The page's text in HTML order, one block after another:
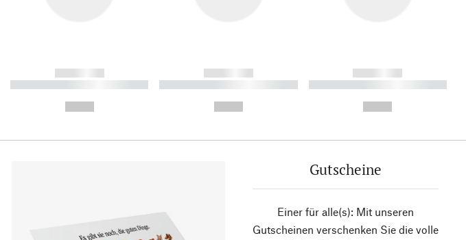
------------
----------- ----------- ----------
------------
----------- ----------- ----------
------------
----------- ----------- ----------
Gutscheine
Einer für alle(s): Mit unseren
Gutscheinen verschenken Sie die volle